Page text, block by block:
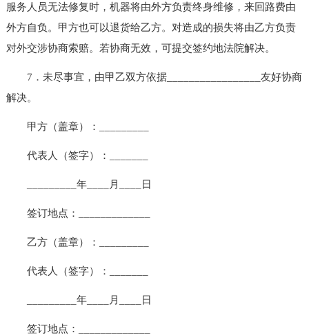
服务人员无法修复时，机器将由外方负责终身维修，来回路费由
外方自负。甲方也可以退货给乙方。对造成的损失将由乙方负责
对外交涉协商索赔。若协商无效，可提交签约地法院解决。
7．未尽事宜，由甲乙双方依据_________________友好协商
解决。
甲方（盖章）：_________
代表人（签字）：_______
_________年____月____日
签订地点：_____________
乙方（盖章）：_________
代表人（签字）：_______
_________年____月____日
签订地点：_____________